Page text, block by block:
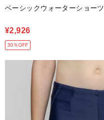
ベーシックウォーターショーツ
¥2,926
30％OFF